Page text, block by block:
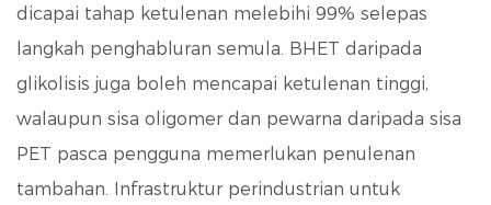
dicapai tahap ketulenan melebihi 99% selepas
langkah penghabluran semula. BHET daripada
glikolisis juga boleh mencapai ketulenan tinggi,
walaupun sisa oligomer dan pewarna daripada sisa
PET pasca pengguna memerlukan penulenan
tambahan. Infrastruktur perindustrian untuk